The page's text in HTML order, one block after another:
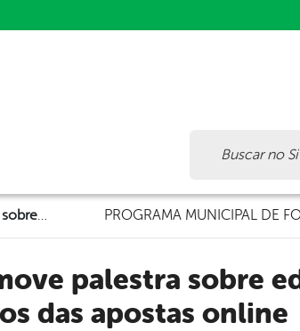
Prefeitura de Brejinho promove palestra sobre educação financeira e os riscos das apostas online PROGRAMA MUNICIPAL DE
das apostas online